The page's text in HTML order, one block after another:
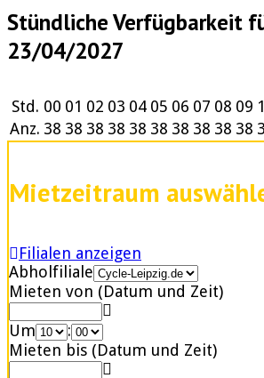
Stündliche Verfügbarkeit
23/04/2027
Std. 00 01 02 03 04 05 06 07 08 09
Anz. 38 38 38 38 38 38 38 38 38 38
Mietzeitraum
Filialen anzeigen
Abholfiliale
Mieten von (Datum und Zeit)
Um
:
Mieten bis (Datum und Zeit)